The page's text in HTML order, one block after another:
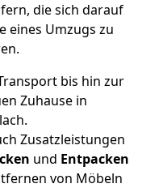
die sich darauf
eines Umzugs zu
bis hin zur
Zuhause in
Zusatzleistungen
und Entpacken
von Möbeln